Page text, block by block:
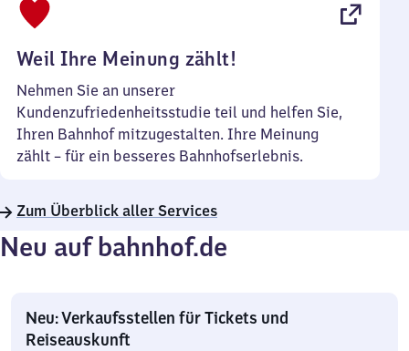
Weil Ihre Meinung zählt!
Nehmen Sie an unserer
Kundenzufriedenheitsstudie teil und helfen Sie,
Ihren Bahnhof mitzugestalten. Ihre Meinung
zählt – für ein besseres Bahnhofserlebnis.
Zum Überblick aller Services
Neu auf bahnhof.de
Neu: Verkaufsstellen für Tickets und
Reiseauskunft